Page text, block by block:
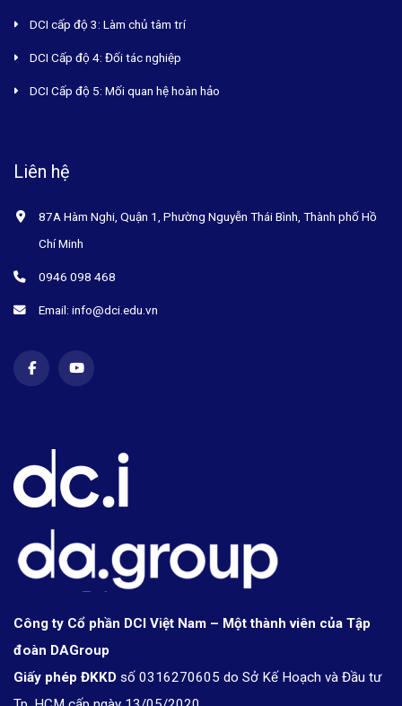
DCI cấp độ 3: Làm chủ tâm trí
DCI Cấp độ 4: Đối tác nghiệp
DCI Cấp độ 5: Mối quan hệ hoàn hảo
Liên hệ
87A Hàm Nghi, Quận 1, Phường Nguyễn Thái Bình, Thành phố Hồ
Chí Minh
0946 098 468
Email: info@dci.edu.vn
Công ty Cổ phần DCI Việt Nam – Một thành viên của Tập
đoàn DAGroup
Giấy phép ĐKKD số 0316270605 do Sở Kế Hoạch và Đầu tư